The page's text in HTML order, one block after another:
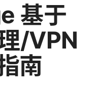
基于
/VPN
南